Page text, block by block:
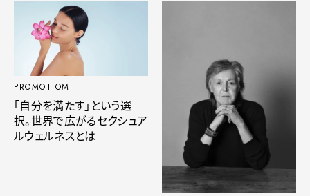
PROMOTIOM
「自分を満たす」という選
択。世界で広がるセクシュア
ルウェルネスとは